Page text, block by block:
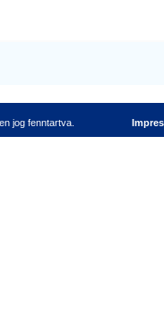
jog fenntartva.